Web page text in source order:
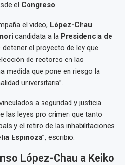
el Congreso.
el video, López-Chau
candidata a la Presidencia de
el proyecto de ley que
de rectores en las
medida que pone en riesgo la
universitaria”.
a seguridad y justicia.
las leyes pro crimen que tanto
y el retiro de las inhabilitaciones
Espinoza”, escribió.
López-Chau a Keiko